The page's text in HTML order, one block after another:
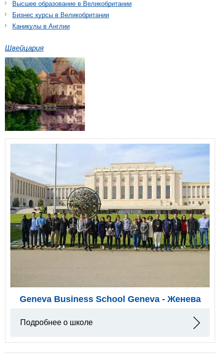
Высшее образование в Великобритании
Бизнес курсы в Великобритании
Каникулы в Англии
Швейцария
Geneva Business School Geneva - Женева
Подробнее о школе